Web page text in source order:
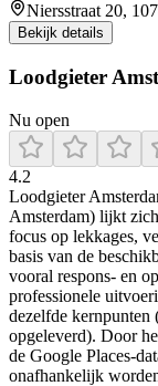
Niersstraat 20,
Bekijk details
Loodgieter
Nu open
4.2
Loodgieter
Amsterdam) lijkt
focus op lekkages,
basis van de
vooral respons- en
professionele
dezelfde kernpunten
opgeleverd). Door
de Google Places-
onafhankelijk